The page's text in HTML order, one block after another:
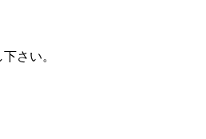
さい。